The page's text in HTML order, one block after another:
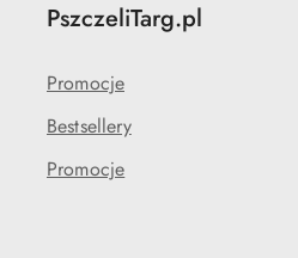
PszczeliTarg.pl
Promocje
Bestsellery
Promocje